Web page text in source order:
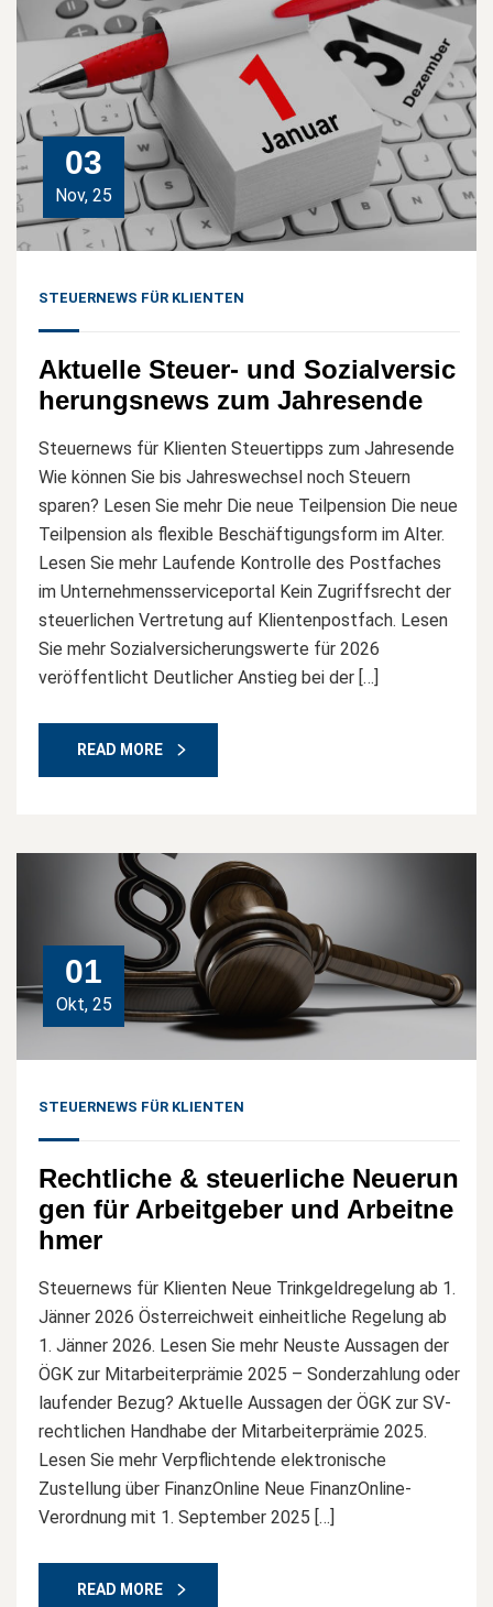
03
Nov, 25
STEUERNEWS FÜR KLIENTEN
Aktuelle Steuer- und Sozialversic
herungsnews zum Jahresende
Steuernews für Klienten Steuertipps zum Jahresende
Wie können Sie bis Jahreswechsel noch Steuern
sparen? Lesen Sie mehr Die neue Teilpension Die neue
Teilpension als flexible Beschäftigungsform im Alter.
Lesen Sie mehr Laufende Kontrolle des Postfaches
im Unternehmensserviceportal Kein Zugriffsrecht der
steuerlichen Vertretung auf Klientenpostfach. Lesen
Sie mehr Sozialversicherungswerte für 2026
veröffentlicht Deutlicher Anstieg bei der […]
READ MORE
01
Okt, 25
STEUERNEWS FÜR KLIENTEN
Rechtliche & steuerliche Neuerun
gen für Arbeitgeber und Arbeitne
hmer
Steuernews für Klienten Neue Trinkgeldregelung ab 1.
Jänner 2026 Österreichweit einheitliche Regelung ab
1. Jänner 2026. Lesen Sie mehr Neuste Aussagen der
ÖGK zur Mitarbeiterprämie 2025 – Sonderzahlung oder
laufender Bezug? Aktuelle Aussagen der ÖGK zur SV-
rechtlichen Handhabe der Mitarbeiterprämie 2025.
Lesen Sie mehr Verpflichtende elektronische
Zustellung über FinanzOnline Neue FinanzOnline-
Verordnung mit 1. September 2025 […]
READ MORE